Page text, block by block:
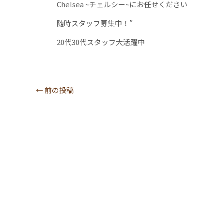
Chelsea ~チェルシー~にお任せください
随時スタッフ募集中！”
20代30代スタッフ大活躍中
←前の投稿